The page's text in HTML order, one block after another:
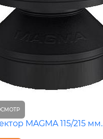
MAGMA 115/215 мм.